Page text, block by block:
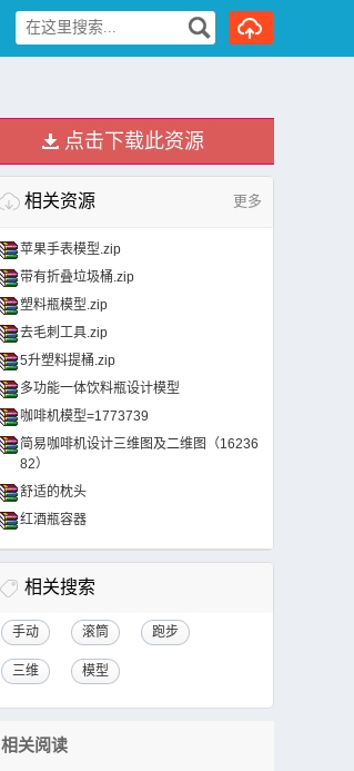
点击下载此资源
相关资源 更多
苹果手表模型.zip
带有折叠垃圾桶.zip
塑料瓶模型.zip
去毛刺工具.zip
5升塑料提桶.zip
多功能一体饮料瓶设计模型
咖啡机模型=1773739
简易咖啡机设计三维图及二维图（16236
82）
舒适的枕头
红酒瓶容器
相关搜索
手动 滚筒 跑步
三维 模型
相关阅读